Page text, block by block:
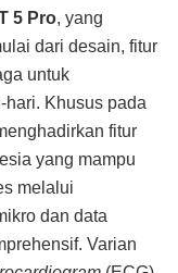
5 Pro, yang
dari desain, fitur
untuk
Khusus pada
fitur
yang mampu
melalui
dan data
Varian